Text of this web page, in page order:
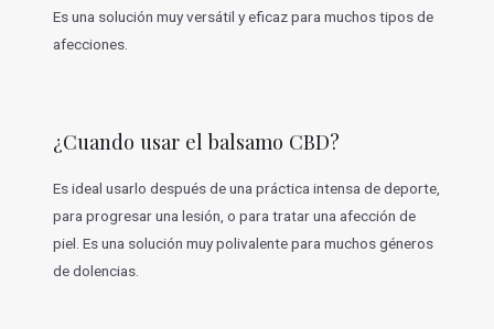
Es una solución muy versátil y eficaz para muchos tipos de
afecciones.
¿Cuando usar el balsamo CBD?
Es ideal usarlo después de una práctica intensa de deporte,
para progresar una lesión, o para tratar una afección de
piel. Es una solución muy polivalente para muchos géneros
de dolencias.